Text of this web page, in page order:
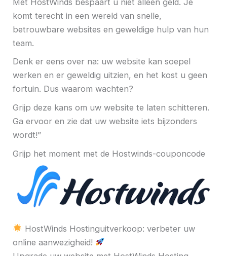
komt terecht in een wereld van snelle,
betrouwbare websites en geweldige hulp van hun
team.
Denk er eens over na: uw website kan soepel
werken en er geweldig uitzien, en het kost u geen
fortuin. Dus waarom wachten?
Grijp deze kans om uw website te laten schitteren.
Ga ervoor en zie dat uw website iets bijzonders
wordt!”
Grijp het moment met de Hostwinds-couponcode
HostWinds Hostinguitverkoop: verbeter uw
online aanwezigheid!